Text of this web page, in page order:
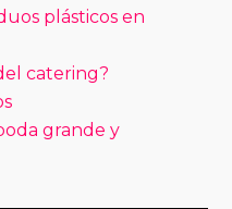
plásticos en
catering?
grande y